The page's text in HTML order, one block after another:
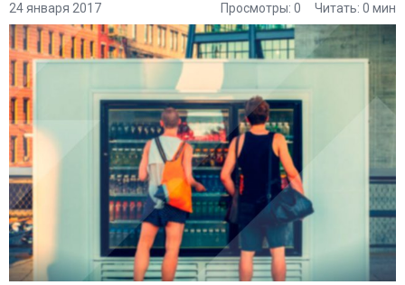
24 января 2017 Читать: 0 мин
Просмотры: 0